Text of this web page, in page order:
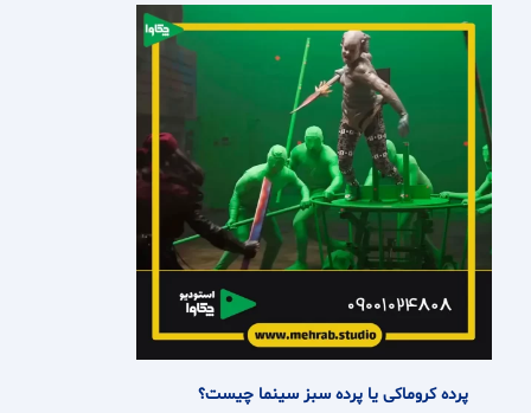
پرده کروماکی یا پرده سبز سینما چیست؟